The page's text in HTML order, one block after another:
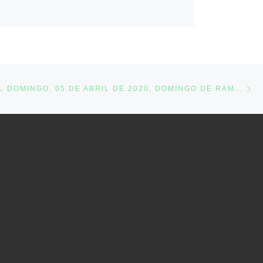
MISA PARA EL DOMINGO, 05 DE ABRIL DE 2020, DOMINGO DE RAMOS